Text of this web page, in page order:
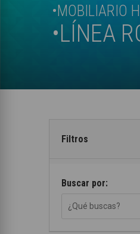
•MOBILIARIO
•LÍNEA
Filtros
Buscar por: